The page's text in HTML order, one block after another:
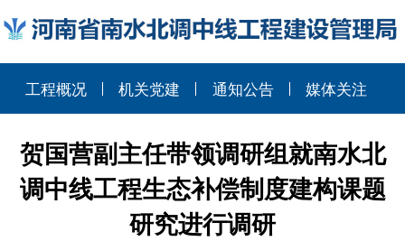
工程概况 机关党建 通知公告 媒体关注
贺国营副主任带领调研组就南水北
调中线工程生态补偿制度建构课题
研究进行调研